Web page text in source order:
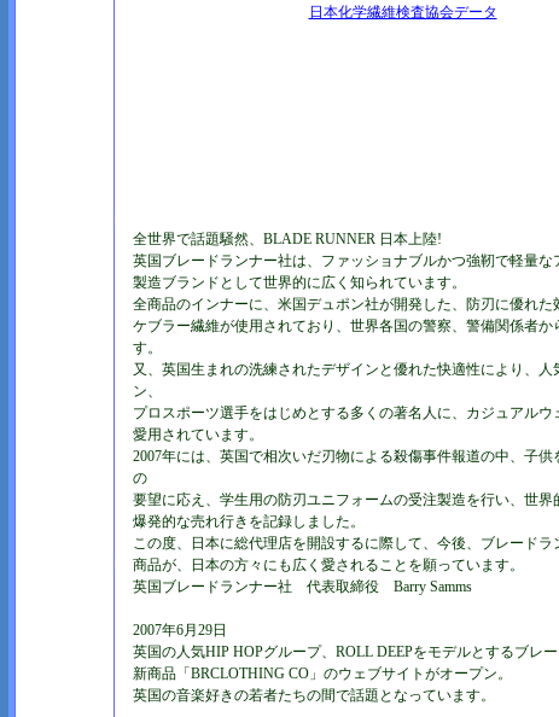
日本化学繊維検査協会データ
全世界で話題騒然、BLADE RUNNER 日本上陸!
英国ブレードランナー社は、ファッショナブルかつ強靭で軽量な
製造ブランドとして世界的に広く知られています。
全商品のインナーに、米国デュポン社が開発した、防刃に優れた
ケブラー繊維が使用されており、世界各国の警察、警備関係者か
す。
又、英国生まれの洗練されたデザインと優れた快適性により、人
ン、
プロスポーツ選手をはじめとする多くの著名人に、カジュアルウ
愛用されています。
2007年には、英国で相次いだ刃物による殺傷事件報道の中、子供
の
要望に応え、学生用の防刃ユニフォームの受注製造を行い、世界
爆発的な売れ行きを記録しました。
この度、日本に総代理店を開設するに際して、今後、ブレードラ
商品が、日本の方々にも広く愛されることを願っています。
英国ブレードランナー社 代表取締役 Barry Samms
2007年6月29日
英国の人気HIP HOPグループ、ROLL DEEPをモデルとするブレ
新商品「BRCLOTHING CO」のウェブサイトがオープン。
英国の音楽好きの若者たちの間で話題となっています。